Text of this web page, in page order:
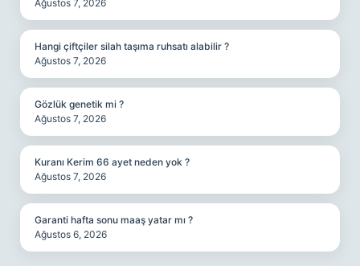
Ağustos 7, 2026
Hangi çiftçiler silah taşıma ruhsatı alabilir ?
Ağustos 7, 2026
Gözlük genetik mi ?
Ağustos 7, 2026
Kuranı Kerim 66 ayet neden yok ?
Ağustos 7, 2026
Garanti hafta sonu maaş yatar mı ?
Ağustos 6, 2026